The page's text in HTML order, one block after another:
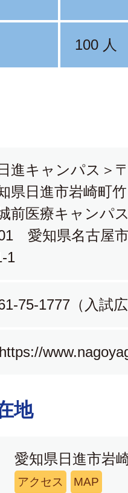
100 人
進キャンパス
県日進市岩崎町
前医療キャンパ
愛知県名古屋
1
75-1777（入試
https://
地
愛知県日進市岩
アクセス MAP